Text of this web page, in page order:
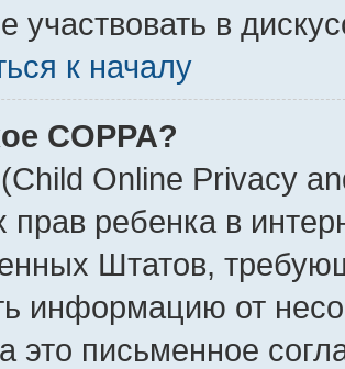
участвовать в
к началу
COPPA?
Online Privacy
прав ребенка в
Штатов,
информацию от
это письменное